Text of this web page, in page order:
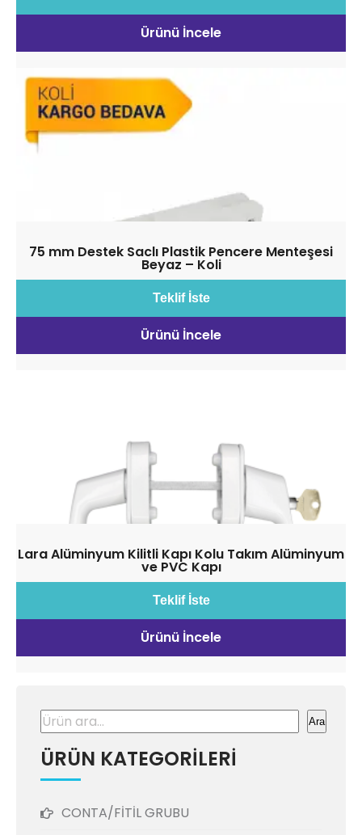
Ürünü İncele
75 mm Destek Saclı Plastik Pencere Menteşesi
Beyaz – Koli
Teklif İste
Ürünü İncele
Lara Alüminyum Kilitli Kapı Kolu Takım Alüminyum
ve PVC Kapı
Teklif İste
Ürünü İncele
Ara Ara
ÜRÜN KATEGORİLERİ
CONTA/FİTİL GRUBU